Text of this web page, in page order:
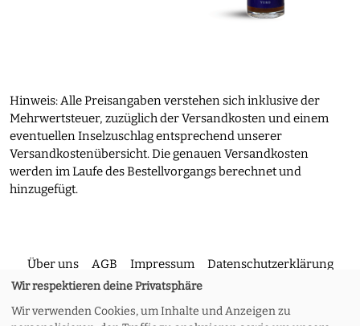
Hinweis: Alle Preisangaben verstehen sich inklusive der
Mehrwertsteuer, zuzüglich der Versandkosten und einem
eventuellen Inselzuschlag entsprechend unserer
Versandkostenübersicht. Die genauen Versandkosten
werden im Laufe des Bestellvorgangs berechnet und
hinzugefügt.
Über uns AGB Impressum Datenschutzerklärung
Kontakt Versand und Rückgabe Widerruf
Wir respektieren deine Privatsphäre
Wir verwenden Cookies, um Inhalte und Anzeigen zu